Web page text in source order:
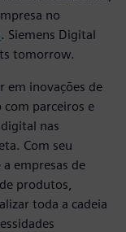
no
. Siemens Digital
tomorrow.
em inovações de
parceiros e
nas
Com seu
empresas de
produtos,
toda a cadeia